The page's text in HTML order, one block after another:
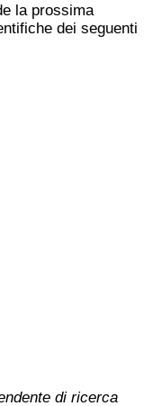
la prossima
dei seguenti
di ricerca